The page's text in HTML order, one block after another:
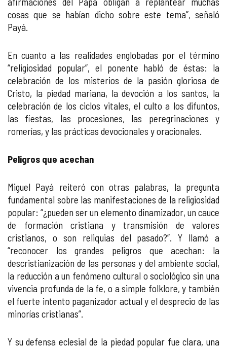
cosas que se habían dicho sobre este tema”, señaló
Payá.
En cuanto a las realidades englobadas por el término
“religiosidad popular”, el ponente habló de éstas: la
celebración de los misterios de la pasión gloriosa de
Cristo, la piedad mariana, la devoción a los santos, la
celebración de los ciclos vitales, el culto a los difuntos,
las fiestas, las procesiones, las peregrinaciones y
romerías, y las prácticas devocionales y oracionales.
Peligros que acechan
Miguel Payá reiteró con otras palabras, la pregunta
fundamental sobre las manifestaciones de la religiosidad
popular: “¿pueden ser un elemento dinamizador, un cauce
de formación cristiana y transmisión de valores
cristianos, o son reliquias del pasado?”. Y llamó a
“reconocer los grandes peligros que acechan: la
descristianización de las personas y del ambiente social,
la reducción a un fenómeno cultural o sociológico sin una
vivencia profunda de la fe, o a simple folklore, y también
el fuerte intento paganizador actual y el desprecio de las
minorías cristianas”.
Y su defensa eclesial de la piedad popular fue clara, una